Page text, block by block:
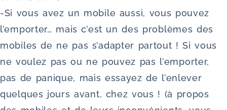
-Si vous avez un mobile aussi, vous pouvez
l’emporter… mais c’est un des problèmes des
mobiles de ne pas s’adapter partout ! Si vous
ne voulez pas ou ne pouvez pas l’emporter,
pas de panique, mais essayez de l’enlever
quelques jours avant, chez vous ! (à propos